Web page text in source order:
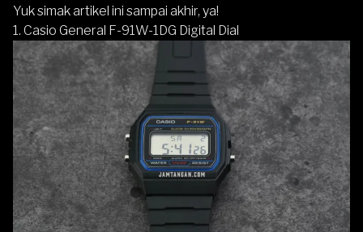
Yuk simak artikel ini sampai akhir, ya!
1. Casio General F-91W-1DG Digital Dial